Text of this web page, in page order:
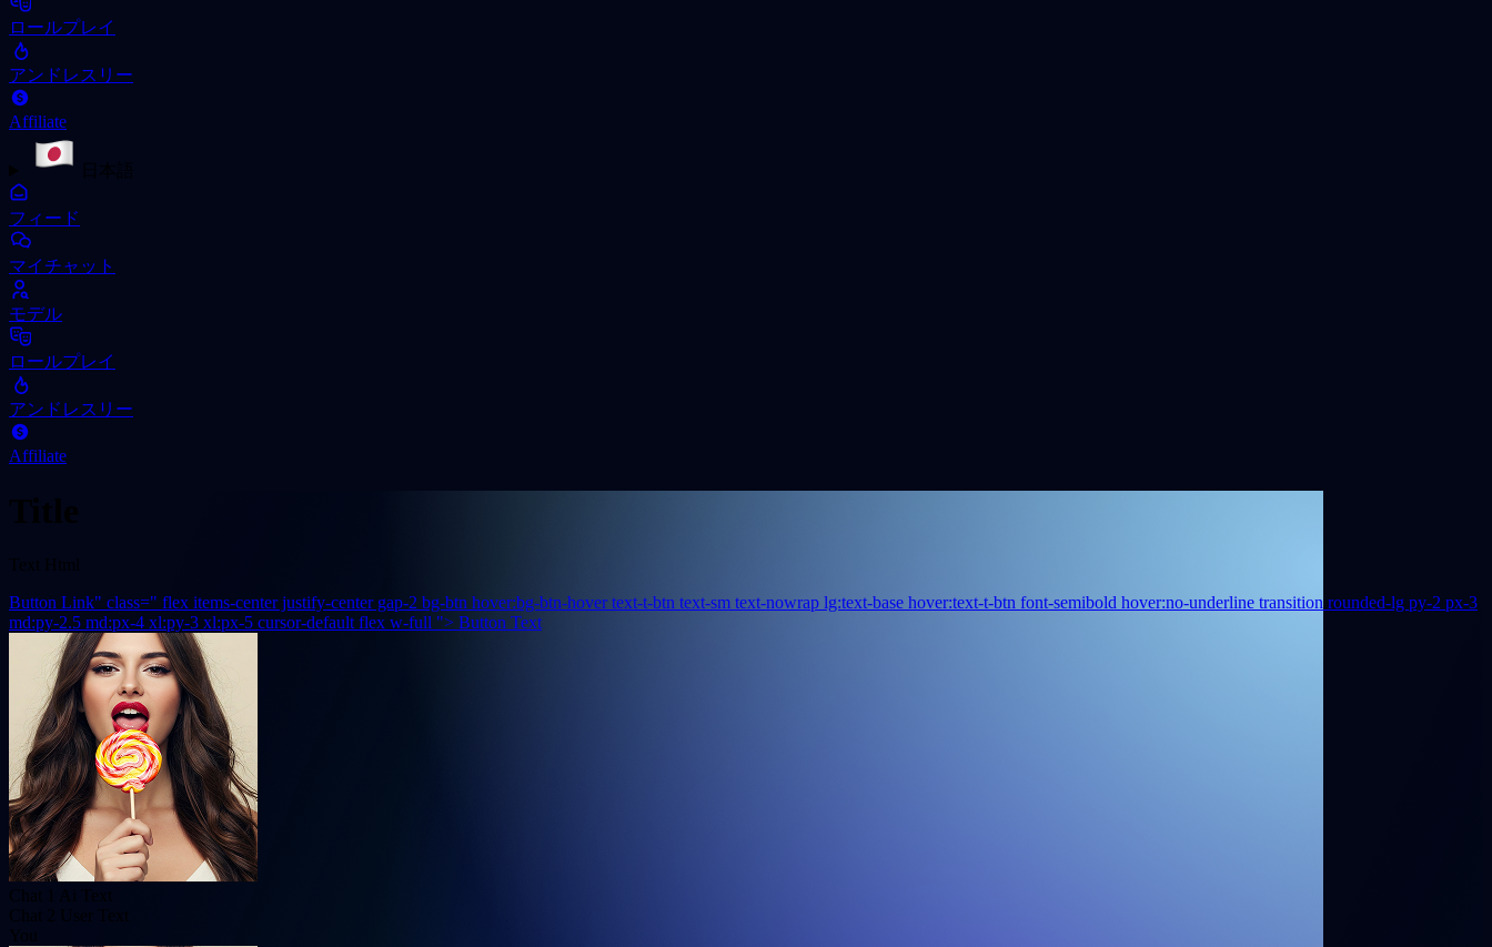
ロールプレイ
アンドレスリー
Affiliate
フィード
マイチャット
モデル
ロールプレイ
アンドレスリー
Affiliate
Button Link" class=" flex items-center justify-center gap-2 bg-btn hover:bg-btn-hover text-t-btn text-sm text-nowrap lg:text-base hover:text-t-btn font-semibold hover:no-underline transition rounded-lg py-2 px-3
md:py-2.5 md:px-4 xl:py-3 xl:px-5 cursor-default flex w-full "> Button Text